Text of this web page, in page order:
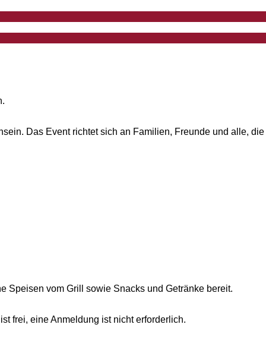
Das Event richtet sich an Familien, Freunde und alle, die
Speisen vom Grill sowie Snacks und Getränke bereit.
frei, eine Anmeldung ist nicht erforderlich.